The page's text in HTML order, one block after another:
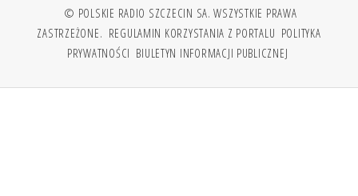
© POLSKIE RADIO SZCZECIN SA. WSZYSTKIE PRAWA
ZASTRZEŻONE. REGULAMIN KORZYSTANIA Z PORTALU POLITYKA
PRYWATNOŚCI BIULETYN INFORMACJI PUBLICZNEJ